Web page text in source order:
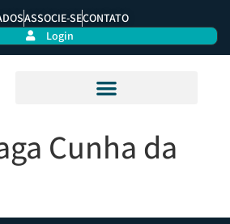
ASSOCIE-SECONTATO
Login
Cunha da